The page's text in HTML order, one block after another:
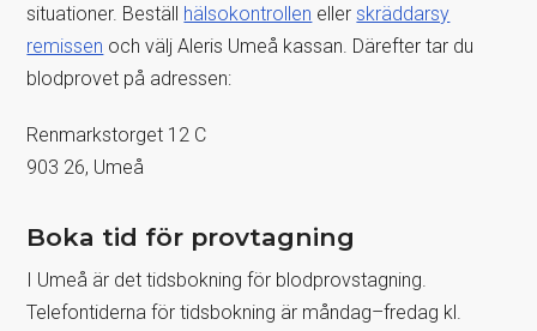
situationer. Beställ hälsokontrollen ellerskräddarsy
remissen och välj Aleris Umeå kassan. Därefter tar du
blodprovet på adressen:
Renmarkstorget 12 C
903 26, Umeå
Boka tid för provtagning
I Umeå är det tidsbokning för blodprovstagning.
Telefontiderna för tidsbokning är måndag–fredag kl.